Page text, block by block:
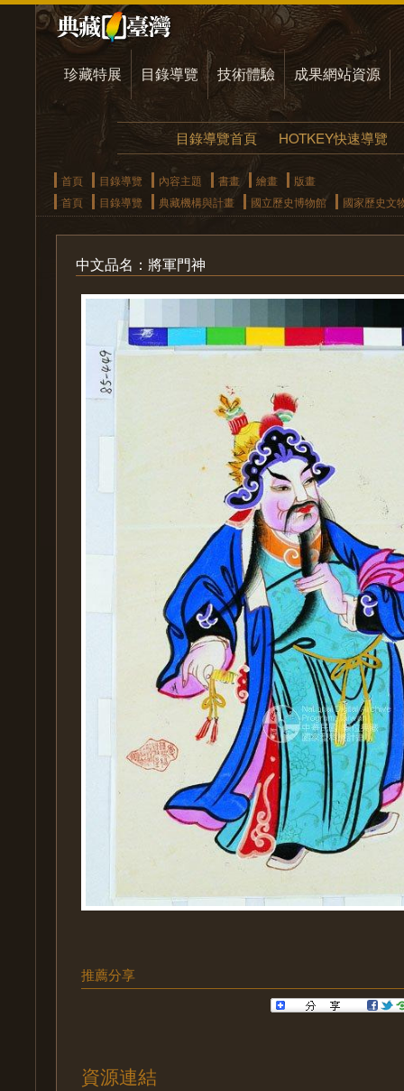
珍藏特展 目錄導覽 技術體驗 成果網站資源
目錄導覽首頁 HOTKEY快速導覽
首頁 目錄導覽 內容主題 書畫 繪畫
版畫
首頁
目錄導覽 典藏機構與計畫 國立歷史博物館 國家歷史文
中文品名：將軍門神
推薦分享
資源連結